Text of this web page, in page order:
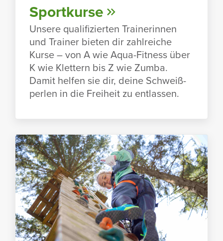
Sport­kurse
Unsere quali­fi­zierten Trai­ne­rinnen
und Trainer bieten dir zahl­reiche
Kurse – von A wie Aqua-Fitness über
K wie Klet­tern bis Z wie Zumba.
Damit helfen sie dir, deine Schweiß­
perlen in die Frei­heit zu entlassen.